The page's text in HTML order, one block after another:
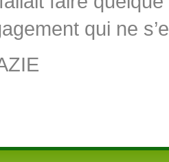
qui ne